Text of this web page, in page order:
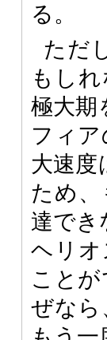
る。
ただ
もし
極大期
フィ
大速度
ため
達でき
ヘリオ
こと
ぜなら